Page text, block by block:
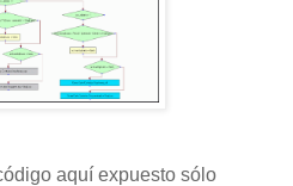
aquí expuesto sólo